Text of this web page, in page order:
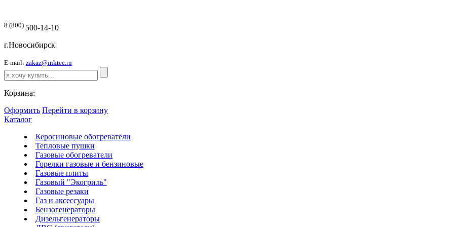
8 (800) 500-14-10
г.Новосибирск
E-mail: zakaz@inktec.ru
Корзина:
Оформить Перейти в корзину
Каталог
Керосиновые обогреватели
Тепловые пушки
Газовые обогреватели
Горелки газовые и бензиновые
Газовые плиты
Газовый "Экогриль"
Газовые резаки
Газ и аксессуары
Бензогенераторы
Дизельгенераторы